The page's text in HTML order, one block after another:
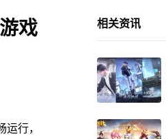
戏
行，
相关资讯